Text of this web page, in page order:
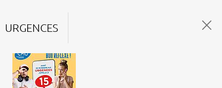
URGENCES